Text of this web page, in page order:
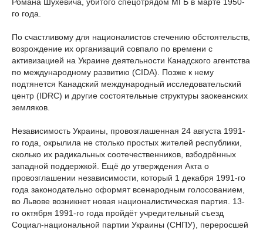
го года.
По счастливому для националистов стечению обстоятельств,
возрождение их организаций совпало по времени с
активизацией на Украине деятельности Канадского агентства
по международному развитию (СІDА). Позже к нему
подтянется Канадский международный исследовательский
центр (IDRC) и другие состоятельные структуры заокеанских
земляков.
Независимость Украины, провозглашенная 24 августа 1991-
го года, окрылила не столько простых жителей республики,
сколько их радикальных соотечественников, взбодрённых
западной поддержкой. Ещё до утверждения Акта о
провозглашении независимости, который 1 декабря 1991-го
года законодательно оформят всенародным голосованием,
во Львове возникнет новая националистическая партия. 13-
го октября 1991-го года пройдёт учредительный съезд
Социал-национальной партии Украины (СНПУ), переросшей